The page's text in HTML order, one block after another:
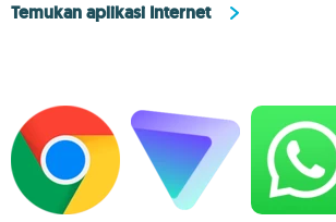
Temukan aplikasi Internet